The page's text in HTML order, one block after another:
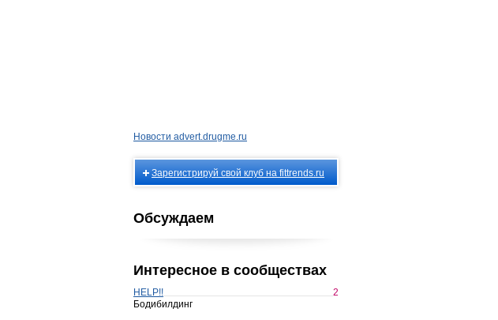
Новости advert.drugme.ru
Зарегистрируй свой клуб на fittrends.ru
Обсуждаем
Интересное в сообществах
HELP!!
2
Бодибилдинг